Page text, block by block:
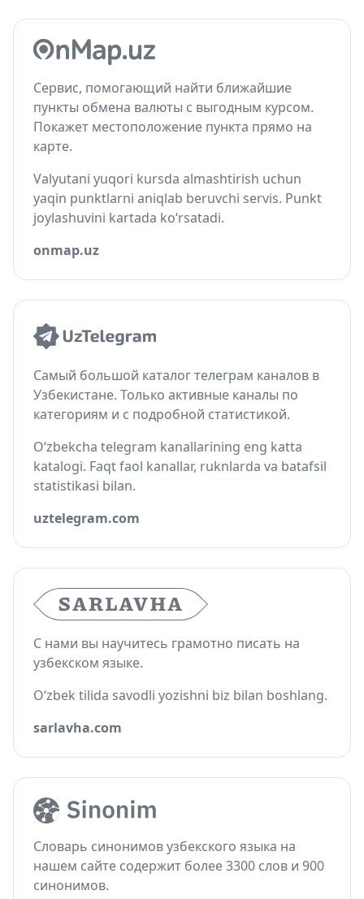
Сервис, помогающий найти ближайшие
пункты обмена валюты с выгодным курсом.
Покажет местоположение пункта прямо на
карте.
Valyutani yuqori kursda almashtirish uchun
yaqin punktlarni aniqlab beruvchi servis. Punkt
joylashuvini kartada ko‘rsatadi.
onmap.uz
Самый большой каталог телеграм каналов в
Узбекистане. Только активные каналы по
категориям и с подробной статистикой.
O‘zbekcha telegram kanallarining eng katta
katalogi. Faqt faol kanallar, ruknlarda va batafsil
statistikasi bilan.
uztelegram.com
С нами вы научитесь грамотно писать на
узбекском языке.
O‘zbek tilida savodli yozishni biz bilan boshlang.
sarlavha.com
Словарь синонимов узбекского языка на
нашем сайте содержит более 3300 слов и 900
синонимов.